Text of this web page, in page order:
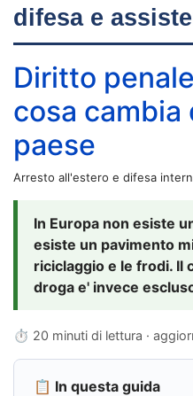
difesa e
Diritto
cosa cambia
paese
Arresto all'estero e difesa
In Europa non esiste
esiste un pavimento
riciclaggio e le frodi. Il
droga e' invece
⏱ 20 minuti di lettura ·
📋 In questa guida